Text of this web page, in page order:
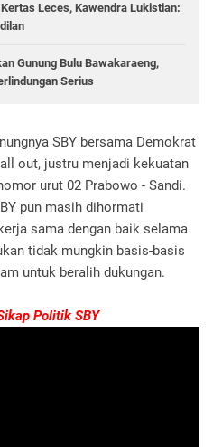
Leces, Kawendra Lukistian:
Gunung Bulu Bawakaraeng,
Serius
SBY bersama Demokrat
out, justru menjadi kekuatan
urut 02 Prabowo - Sandi.
pun masih dihormati
sama dengan baik selama
tidak mungkin basis-basis
untuk beralih dukungan.
Politik SBY